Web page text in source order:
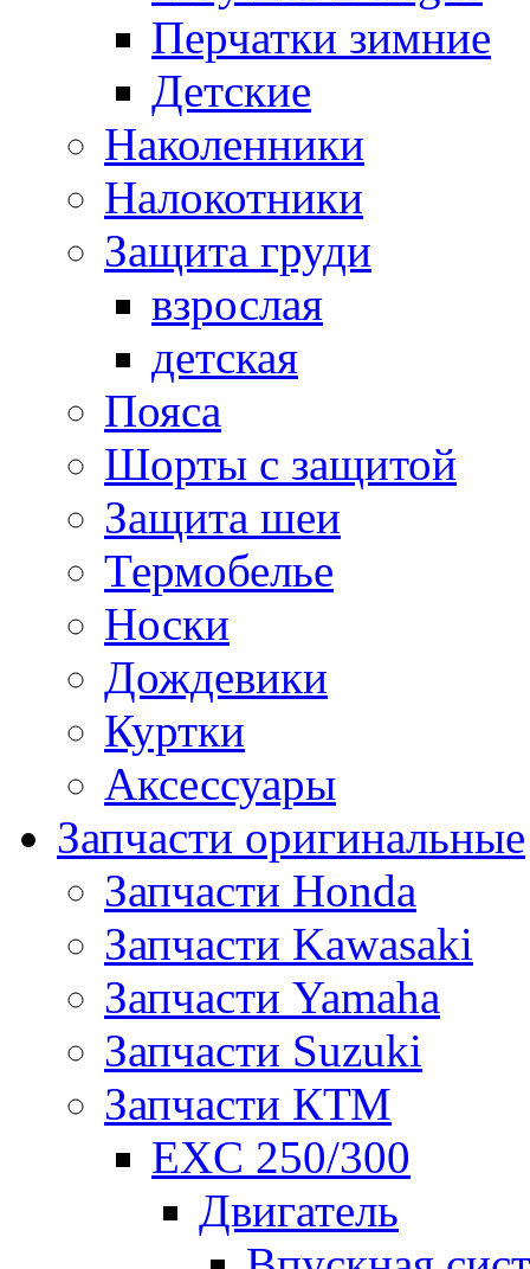
Перчатки зимние
Детские
Наколенники
Налокотники
Защита груди
взрослая
детская
Пояса
Шорты с защитой
Защита шеи
Термобелье
Носки
Дождевики
Куртки
Аксессуары
Запчасти оригинальные
Запчасти Honda
Запчасти Kawasaki
Запчасти Yamaha
Запчасти Suzuki
Запчасти КТМ
EXC 250/300
Двигатель